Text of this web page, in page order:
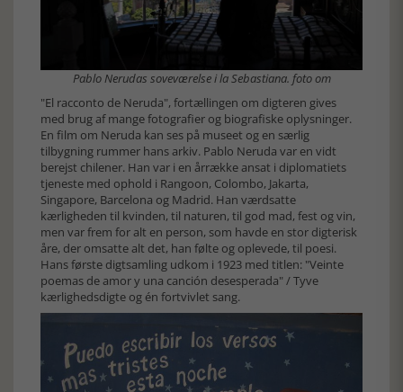
Pablo Nerudas soveværelse i la Sebastiana. foto om
"El racconto de Neruda", fortællingen om digteren gives
med brug af mange fotografier og biografiske oplysninger.
En film om Neruda kan ses på museet og en særlig
tilbygning rummer hans arkiv. Pablo Neruda var en vidt
berejst chilener. Han var i en årrække ansat i diplomatiets
tjeneste med ophold i Rangoon, Colombo, Jakarta,
Singapore, Barcelona og Madrid. Han værdsatte
kærligheden til kvinden, til naturen, til god mad, fest og vin,
men var frem for alt en person, som havde en stor digterisk
åre, der omsatte alt det, han følte og oplevede, til poesi.
Hans første digtsamling udkom i 1923 med titlen: "Veinte
poemas de amor y una canción desesperada" / Tyve
kærlighedsdigte og én fortvivlet sang.